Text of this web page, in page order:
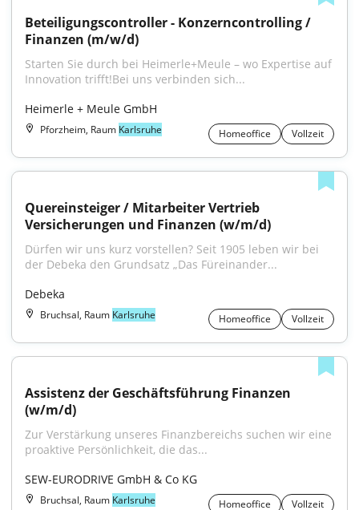
Beteiligungscontroller - Konzerncontrolling /
Finanzen (m/w/d)
Starten Sie durch bei Heimerle+Meule – wo Expertise auf
Innovation trifft!Bei uns verbinden sich...
Heimerle + Meule GmbH
Pforzheim, Raum Karlsruhe Homeoffice Vollzeit
Quereinsteiger / Mitarbeiter Vertrieb
Versicherungen und Finanzen (w/m/d)
Dürfen wir uns kurz vorstellen? Seit 1905 leben wir bei
der Debeka den Grundsatz „Das Füreinander...
Debeka
Bruchsal, Raum Karlsruhe Homeoffice Vollzeit
Assistenz der Geschäftsführung Finanzen
(w/m/d)
Zur Verstärkung unseres Finanzbereichs suchen wir eine
proaktive Persönlichkeit, die das...
SEW-EURODRIVE GmbH & Co KG
Bruchsal, Raum Karlsruhe Homeoffice
Vollzeit